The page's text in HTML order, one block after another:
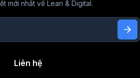
mới nhất về Lean & Digital.
Liên hệ